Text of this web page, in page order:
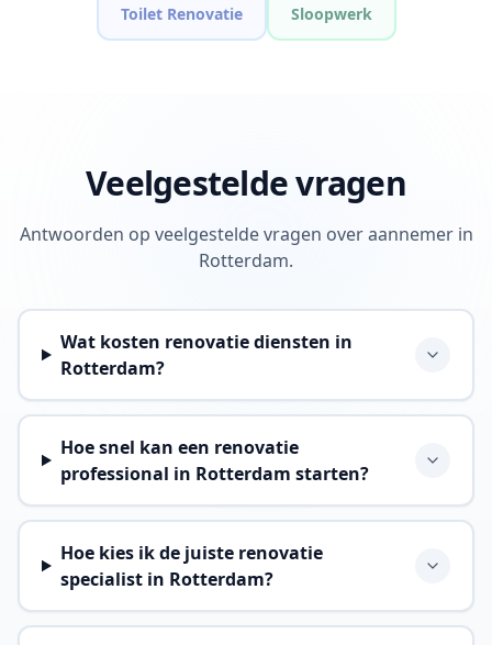
Toilet Renovatie Sloopwerk
Veelgestelde vragen
Antwoorden op veelgestelde vragen over aannemer in
Rotterdam.
Wat kosten renovatie diensten in
Rotterdam?
Hoe snel kan een renovatie
professional in Rotterdam starten?
Hoe kies ik de juiste renovatie
specialist in Rotterdam?